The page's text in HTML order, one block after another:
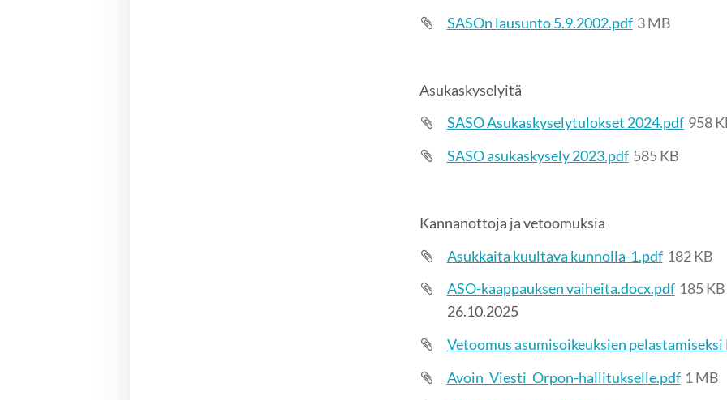
SASOn lausunto 5.9.2002.pdf 3 MB
Asukaskyselyitä
SASO Asukaskyselytulokset 2024.pdf 958
SASO asukaskysely 2023.pdf 585 KB
Kannanottoja ja vetoomuksia
Asukkaita kuultava kunnolla-1.pdf 182 KB
ASO-kaappauksen vaiheita.docx.pdf 185 KB
26.10.2025
Vetoomus asumisoikeuksien
Avoin_Viesti_Orpon-hallitukselle.pdf 1 MB